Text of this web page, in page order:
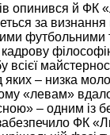
опинився й ФК
за визнання
футбольними
всієї
яких – низка
«левам»
– одним із
ФК